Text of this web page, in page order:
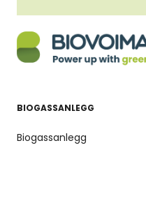
BIOGASSANLEGG
Biogassanlegg